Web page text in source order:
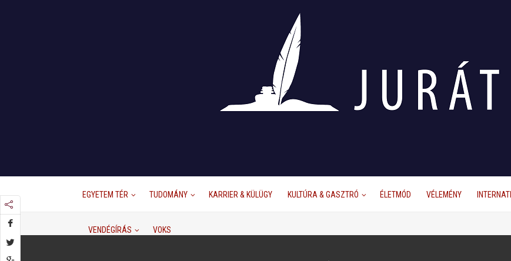
EGYETEM TÉR TUDOMÁNY KARRIER & KÜLÜGY KULTÚRA & GASZTRÓ ÉLETMÓD VÉLEMÉNY
VENDÉGÍRÁS VOKS